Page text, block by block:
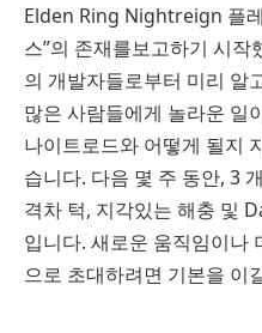
Elden Ring Nightreign 플
스”의 존재를보고하기 시
의 개발자들로부터 미리 알
많은 사람들에게 놀라운 일
나이트로드와 어떻게 될지
습니다. 다음 몇 주 동안, 3
격차 턱, 지각있는 해충 및
입니다. 새로운 움직임이나
으로 초대하려면 기본을 이